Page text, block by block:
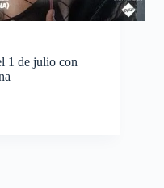
1 de julio con